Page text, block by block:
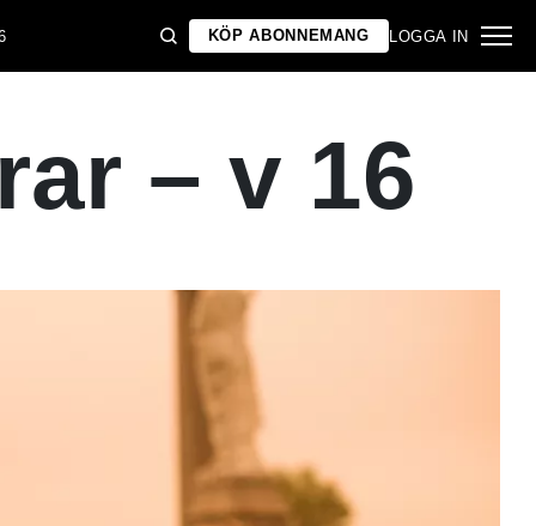
KÖP ABONNEMANG LOGGA IN
– v 16